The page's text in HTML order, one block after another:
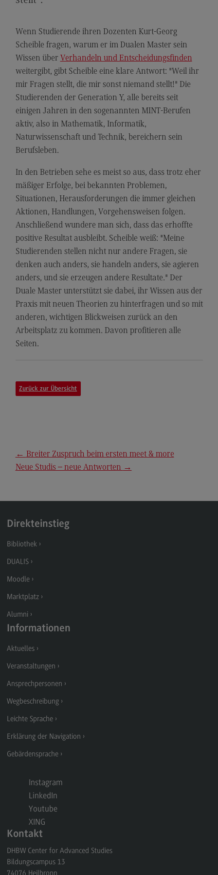
Berufsperspektiven
Kontakt
Digital Business Management
Digital Business Management
Modulangebot
Berufsperspektiven
Kontakt
Digitalisierung in der Sozialen Arbeit
Digitalisierung in der Sozialen Arbeit
Modulangebot
Berufsperspektiven
Kontakt
Elektrotechnik und Informationstechnik
Profil-O-Mat Elektrotechnik und
Informationstechnik
(External link)
Rahmenbedingungen
Modulangebot
Berufsperspektiven
Entrepreneurship
Executive Engineering
Berufsperspektiven
Kontakt
Finance
Finance
Modulangebot
Berufsperspektiven
General Business Management
General Business Management
Modulangebot
Berufsperspektiven
Kontakt
Governance Sozialer Arbeit
Governance Sozialer Arbeit
Berufsperspektiven
Kontakt
Informatik
Informatik
Profil-O-Mat Informatik
(External link)
Wenn Studierende ihren Dozenten Kurt-Georg
Scheible fragen, warum er im Dualen Master sein
Wissen über Verhandeln und Entscheidungsfinden
weitergibt, gibt Scheible eine klare Antwort: "Weil ihr
mir Fragen stellt, die mir sonst niemand stellt!" Die
Studierenden der Generation Y, alle bereits seit
einigen Jahren in den sogenannten MINT-Berufen
aktiv, also in Mathematik, Informatik,
Naturwissenschaft und Technik, bereichern sein
Berufsleben.
In den Betrieben sehe es meist so aus, dass trotz eher
mäßiger Erfolge, bei bekannten Problemen,
Situationen, Herausforderungen die immer gleichen
Aktionen, Handlungen, Vorgehensweisen folgen.
Anschließend wundere man sich, dass das erhoffte
positive Resultat ausbleibt. Scheible weiß: "Meine
Studierenden stellen nicht nur andere Fragen, sie
denken auch anders, sie handeln anders, sie agieren
anders, und sie erzeugen andere Resultate." Der
Duale Master unterstützt sie dabei, ihr Wissen aus der
Praxis mit neuen Theorien zu hinterfragen und so mit
anderen, wichtigen Blickweisen zurück an den
Arbeitsplatz zu kommen. Davon profitieren alle
Seiten.
Zurück zur Übersicht
← Breiter Zuspruch beim ersten meet & more
Neue Studis – neue Antworten →
Direkteinstieg
Bibliothek
DUALIS
Moodle
Marktplatz
Alumni
Informationen
Aktuelles
Veranstaltungen
Ansprechpersonen
Wegbeschreibung
Leichte Sprache
Erklärung der Navigation
Gebärdensprache
Instagram
LinkedIn
Youtube
XING
Kontakt
DHBW Center for Advanced Studies
Bildungscampus 13
74076 Heilbronn